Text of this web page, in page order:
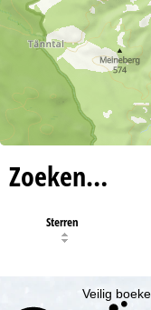
Zoeken…
Sterren
Veilig